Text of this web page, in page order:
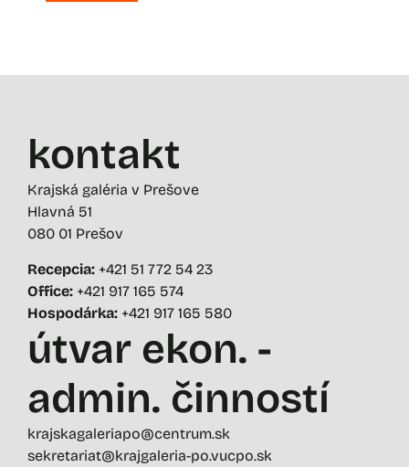
kontakt
Krajská galéria v Prešove
Hlavná 51
080 01 Prešov
Recepcia: +421 51 772 54 23
Office: +421 917 165 574
Hospodárka: +421 917 165 580
útvar ekon. -
admin. činností
krajskagaleriapo@centrum.sk
sekretariat@krajgaleria-po.vucpo.sk